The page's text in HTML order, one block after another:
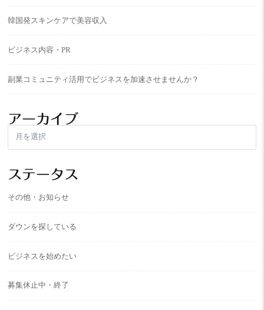
韓国発スキンケアで美容収入
ビジネス内容・PR
副業コミュニティ活用でビジネスを加速させませんか？
アーカイブ
ブ
ステータス
その他・お知らせ
ダウンを探している
ビジネスを始めたい
募集休止中・終了